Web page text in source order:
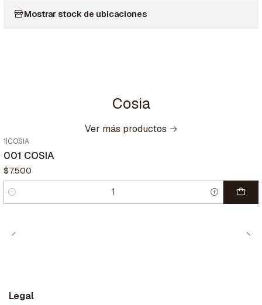
Mostrar stock de ubicaciones
Cosia
Ver más productos
1 COSIA
001 COSIA
$7.500
Cantidad
Legal